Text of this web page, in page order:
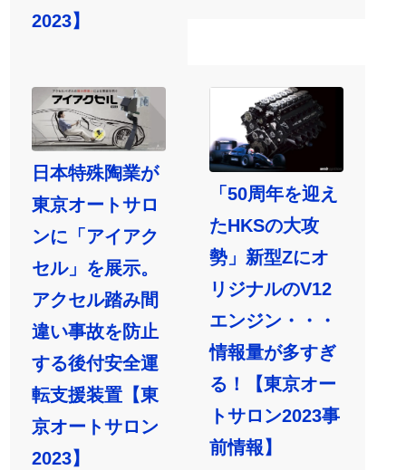
2023】
日本特殊陶業が
東京オートサロ
ンに「アイアク
セル」を展示。
アクセル踏み間
違い事故を防止
する後付安全運
転支援装置【東
京オートサロン
2023】
「50周年を迎え
たHKSの大攻
勢」新型Zにオ
リジナルのV12
エンジン・・・
情報量が多すぎ
る！【東京オー
トサロン2023事
前情報】